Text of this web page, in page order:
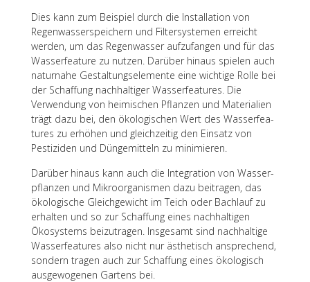
Dies kann zum Beispiel durch die Instal­la­tion von
Regen­was­ser­spei­chern und Filter­sys­te­men erreicht
werden, um das Regen­was­ser aufzu­fan­gen und für das
Wasser­fea­ture zu nutzen. Darüber hinaus spie­len auch
natur­nahe Gestal­tungs­ele­mente eine wich­tige Rolle bei
der Schaf­fung nach­hal­ti­ger Wasser­fea­tures. Die
Verwen­dung von heimi­schen Pflan­zen und Mate­ria­lien
trägt dazu bei, den ökolo­gi­schen Wert des Wasser­fea­
tures zu erhö­hen und gleich­zei­tig den Einsatz von
Pesti­zi­den und Dünge­mit­teln zu minimieren.
Darüber hinaus kann auch die Inte­gra­tion von Wasser­
pflan­zen und Mikro­or­ga­nis­men dazu beitra­gen, das
ökolo­gi­sche Gleich­ge­wicht im Teich oder Bach­lauf zu
erhal­ten und so zur Schaf­fung eines nach­hal­ti­gen
Ökosys­tems beizu­tra­gen. Insge­samt sind nach­hal­tige
Wasser­fea­tures also nicht nur ästhe­tisch anspre­chend,
sondern tragen auch zur Schaf­fung eines ökolo­gisch
ausge­wo­ge­nen Gartens bei.